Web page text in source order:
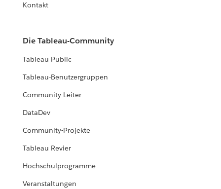
Kontakt
Die Tableau-Community
Tableau Public
Tableau-Benutzergruppen
Community-Leiter
DataDev
Community-Projekte
Tableau Revier
Hochschulprogramme
Veranstaltungen